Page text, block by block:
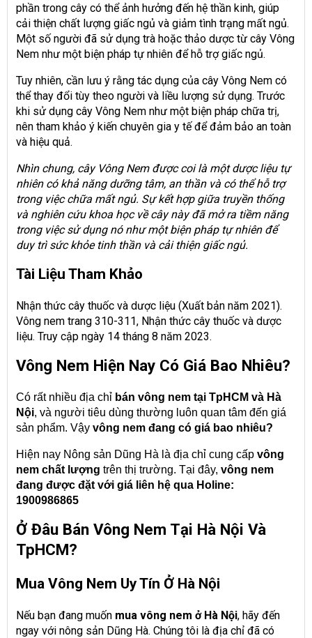
phần trong cây có thể ảnh hưởng đến hệ thần kinh, giúp
cải thiện chất lượng giấc ngủ và giảm tình trạng mất ngủ.
Một số người đã sử dụng trà hoặc thảo dược từ cây Vông
Nem như một biện pháp tự nhiên để hỗ trợ giấc ngủ.
Tuy nhiên, cần lưu ý rằng tác dụng của cây Vông Nem có
thể thay đổi tùy theo người và liều lượng sử dụng. Trước
khi sử dụng cây Vông Nem như một biện pháp chữa trị,
nên tham khảo ý kiến chuyên gia y tế để đảm bảo an toàn
và hiệu quả.
Nhìn chung, cây Vông Nem được coi là một dược liệu tự
nhiên có khả năng dưỡng tâm, an thần và có thể hỗ trợ
trong việc chữa mất ngủ. Sự kết hợp giữa truyền thống
và nghiên cứu khoa học về cây này đã mở ra tiềm năng
trong việc sử dụng nó như một biện pháp tự nhiên để
duy trì sức khỏe tinh thần và cải thiện giấc ngủ.
Tài Liệu Tham Khảo
Nhận thức cây thuốc và dược liệu (Xuất bản năm 2021).
Vông nem trang 310-311, Nhận thức cây thuốc và dược
liệu. Truy cập ngày 14 tháng 8 năm 2023.
Vông Nem Hiện Nay Có Giá Bao Nhiêu?
Có rất nhiều địa chỉ bán vông nem tại TpHCM và Hà
Nội, và người tiêu dùng thường luôn quan tâm đến giá
sản phẩm. Vậy vông nem đang có giá bao nhiêu?
Hiện nay Nông sản Dũng Hà là địa chỉ cung cấp vông
nem chất lượng trên thị trường. Tại đây, vông nem
đang được đặt với giá liên hệ qua Holine:
1900986865
Ở Đâu Bán Vông Nem Tại Hà Nội Và
TpHCM?
Mua Vông Nem Uy Tín Ở Hà Nội
Nếu bạn đang muốn mua vông nem ở Hà Nội, hãy đến
ngay với nông sản Dũng Hà. Chúng tôi là địa chỉ đã có